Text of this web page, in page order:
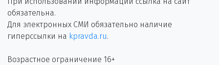
обязательна.
Для электронных СМИ обязательно наличие
гиперссылки на kpravda.ru.
Возрастное ограничение 16+